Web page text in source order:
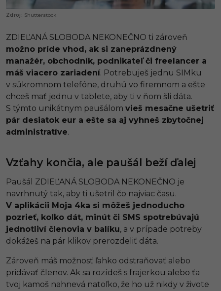
Shutterstock
ZDIEĽANÁ SLOBODA NEKONEČNO ti zároveň
možno príde vhod, ak si zaneprázdnený
manažér, obchodník, podnikateľ či freelancer a
máš viacero zariadení. Potrebuješ jednu SIMku
v súkromnom telefóne, druhú vo firemnom a ešte
chceš mať jednu v tablete, aby ti v ňom šli dáta.
S týmto unikátnym paušálom vieš mesačne ušetriť
pár desiatok eur a ešte sa aj vyhneš zbytočnej
administratíve.
Vzťahy končia, ale paušál beží ďalej
Paušál ZDIEĽANÁ SLOBODA NEKONEČNO je
navrhnutý tak, aby ti ušetril čo najviac času.
V aplikácii Moja 4ka si môžeš jednoducho
pozrieť, koľko dát, minút či SMS spotrebúvajú
jednotliví členovia v balíku, a v prípade potreby
dokážeš na pár klikov prerozdeliť dáta.
Zároveň máš možnosť ľahko odstraňovať alebo
pridávať členov. Ak sa rozídeš s frajerkou alebo ťa
tvoj kamoš nahnevá natoľko, že ho už nikdy v živote